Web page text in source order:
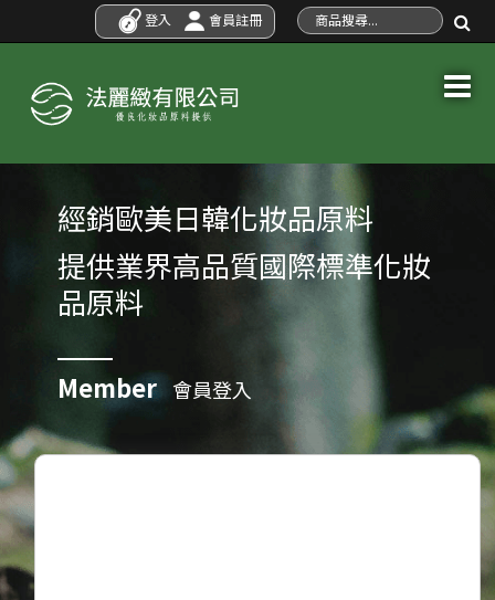
登入 會員註冊
經銷歐美日韓化妝品原料
提供業界高品質國際標準化妝
品原料
Member 會員登入